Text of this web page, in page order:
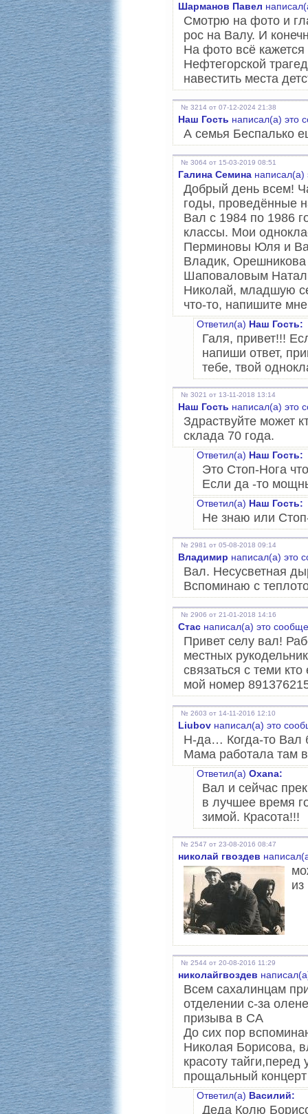
Шарманов Павел
Смотрю на фото и
рос на Валу. И
На фото всё
Нефтегорской
навестить места
№ 3214 от 07-12-2024 21:38
Наш Гость написал(а) это
А семья Беспалько
№ 3064 от 15-03-2019 08:51
Галина Семина написал(а)
Добрый день всем!
годы, проведённые
Вал с 1984 по 1986
классы. Мои
Перминовы Юля и
Владик, Орешникова
Шаповаловым
Николай, младшую
что-то, напишите
Ответил(а) Наш Гость:
Галя, привет!!!
напиши ответ,
тебе, твой
№ 3021 от 13-11-2018 13:14
Наш Гость написал(а) это
Здраствуйте может
склада 70 года.
Ответил(а) Наш Гость:
Это Стоп-Нога
Если да -то
Ответил(а) Наш Гость:
Не знаю или
№ 2981 от 05-08-2018 09:14
Владимир написал(а) это
Вал. Несусветная
Вспоминаю с
№ 2906 от 21-01-2018 14:16
Стас написал(а) это
Привет селу вал!
местных
связаться с теми
мой номер
№ 2603 от 14-11-2016 12:10
Liubov написал(а) это
Н-да… Когда-то Вал
Мама работала там в
Ответил(а) Oxana:
Вал и сейчас
в лучшее время
зимой. Красота!!!
№ 2547 от 23-08-2016 08:47
николай гвоздев
из
№ 2544 от 20-08-2016 11:29
николайгвоздев
Всем сахалинцам
отделении с-за
призыва в СА
До сих пор
Николая Борисова,
красоту
прощальный концерт
Ответил(а) Василий:
Деда Колю